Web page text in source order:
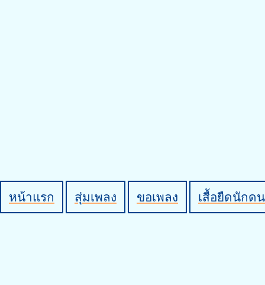
หน้าแรก สุ่มเพลง ขอเพลง เสื้อยืดนักด